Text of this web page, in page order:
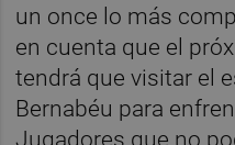
un once lo más
en cuenta que el
tendrá que visitar el
Bernabéu para
Jugadores que no